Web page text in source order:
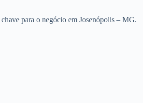
para o negócio em Josenópolis – MG.